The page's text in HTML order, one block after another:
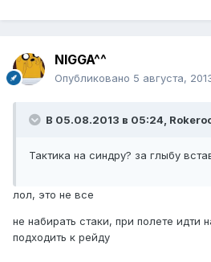
NIGGA^^
Опубликовано 5 августа,
В 05.08.2013 в 05:24,
Тактика на синдру? за глыбу
лол, это не все
не набирать стаки, при полете идти
подходить к рейду